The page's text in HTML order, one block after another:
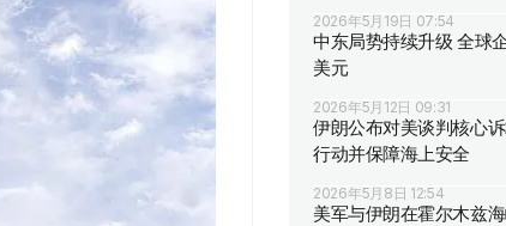
2026年5月19日 07:54
中东局势持续升级 全球
美元
2026年5月12日 09:31
伊朗公布对美谈判核心
行动并保障海上安全
2026年5月8日 12:54
美军与伊朗在霍尔木兹